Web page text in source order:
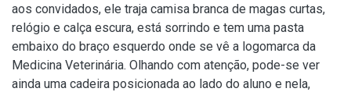
aos convidados, ele traja camisa branca de magas curtas,
relógio e calça escura, está sorrindo e tem uma pasta
embaixo do braço esquerdo onde se vê a logomarca da
Medicina Veterinária. Olhando com atenção, pode-se ver
ainda uma cadeira posicionada ao lado do aluno e nela,